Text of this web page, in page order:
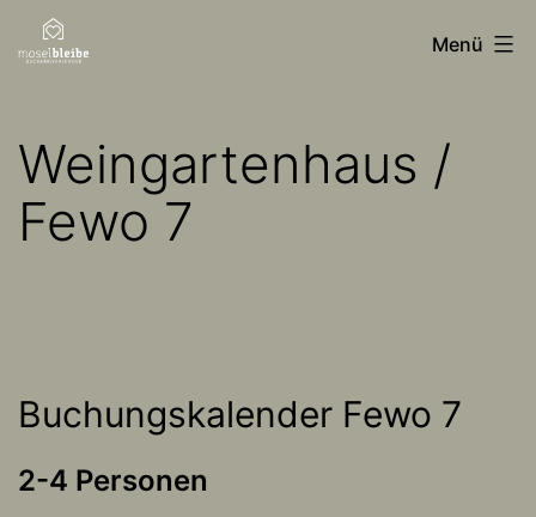
Inhaltmoselbleibe
Menü
Weingartenhaus /
Fewo 7
Buchungskalender Fewo 7
2-4 Personen